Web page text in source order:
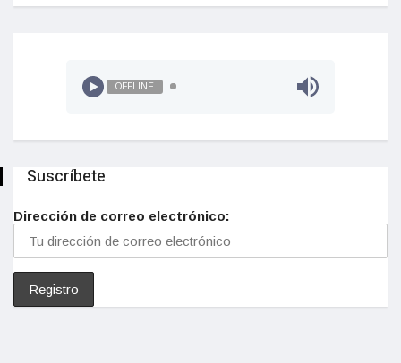
OFFLINE
Suscríbete
Dirección de correo electrónico: